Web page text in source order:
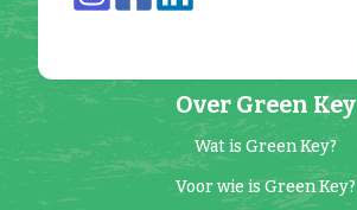
Over Green Key
Wat is Green Key?
Voor wie is Green Key?